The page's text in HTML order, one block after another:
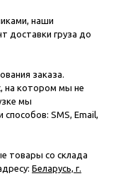
наши
доставки груза до
заказа.
на котором мы не
мы
SMS, Email,
товары со склада
Беларусь, г.